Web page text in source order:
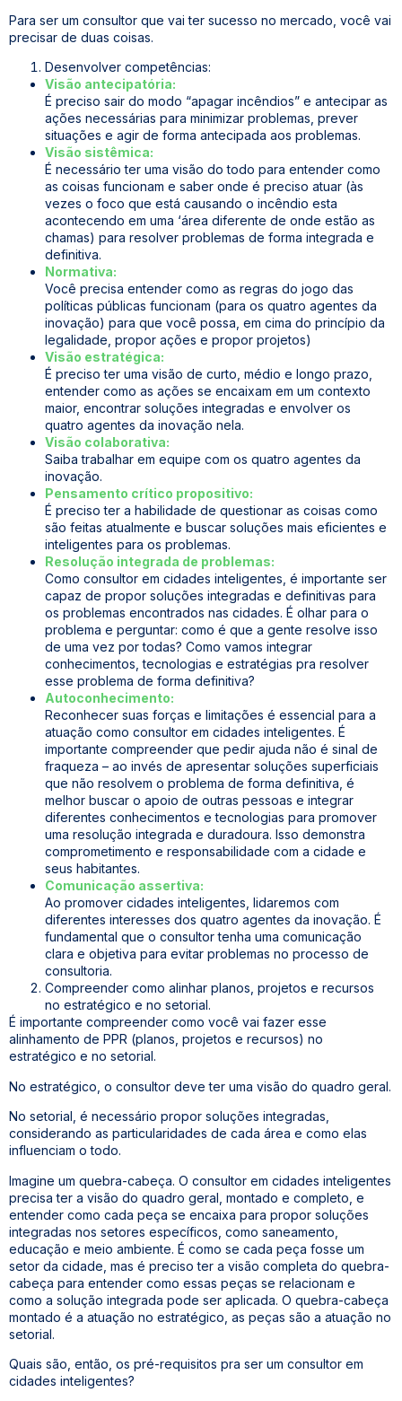
Para ser um consultor que vai ter sucesso no mercado, você vai
precisar de duas coisas.
Desenvolver competências:
Visão antecipatória:
É preciso sair do modo “apagar incêndios” e antecipar as
ações necessárias para minimizar problemas, prever
situações e agir de forma antecipada aos problemas.
Visão sistêmica:
É necessário ter uma visão do todo para entender como
as coisas funcionam e saber onde é preciso atuar (às
vezes o foco que está causando o incêndio esta
acontecendo em uma ‘área diferente de onde estão as
chamas) para resolver problemas de forma integrada e
definitiva.
Normativa:
Você precisa entender como as regras do jogo das
políticas públicas funcionam (para os quatro agentes da
inovação) para que você possa, em cima do princípio da
legalidade, propor ações e propor projetos)
Visão estratégica:
É preciso ter uma visão de curto, médio e longo prazo,
entender como as ações se encaixam em um contexto
maior, encontrar soluções integradas e envolver os
quatro agentes da inovação nela.
Visão colaborativa:
Saiba trabalhar em equipe com os quatro agentes da
inovação.
Pensamento crítico propositivo:
É preciso ter a habilidade de questionar as coisas como
são feitas atualmente e buscar soluções mais eficientes e
inteligentes para os problemas.
Resolução integrada de problemas:
Como consultor em cidades inteligentes, é importante ser
capaz de propor soluções integradas e definitivas para
os problemas encontrados nas cidades. É olhar para o
problema e perguntar: como é que a gente resolve isso
de uma vez por todas? Como vamos integrar
conhecimentos, tecnologias e estratégias pra resolver
esse problema de forma definitiva?
Autoconhecimento:
Reconhecer suas forças e limitações é essencial para a
atuação como consultor em cidades inteligentes. É
importante compreender que pedir ajuda não é sinal de
fraqueza – ao invés de apresentar soluções superficiais
que não resolvem o problema de forma definitiva, é
melhor buscar o apoio de outras pessoas e integrar
diferentes conhecimentos e tecnologias para promover
uma resolução integrada e duradoura. Isso demonstra
comprometimento e responsabilidade com a cidade e
seus habitantes.
Comunicação assertiva:
Ao promover cidades inteligentes, lidaremos com
diferentes interesses dos quatro agentes da inovação. É
fundamental que o consultor tenha uma comunicação
clara e objetiva para evitar problemas no processo de
consultoria.
Compreender como alinhar planos, projetos e recursos
no estratégico e no setorial.
É importante compreender como você vai fazer esse
alinhamento de PPR (planos, projetos e recursos) no
estratégico e no setorial.
No estratégico, o consultor deve ter uma visão do quadro geral.
No setorial, é necessário propor soluções integradas,
considerando as particularidades de cada área e como elas
influenciam o todo.
Imagine um quebra-cabeça. O consultor em cidades inteligentes
precisa ter a visão do quadro geral, montado e completo, e
entender como cada peça se encaixa para propor soluções
integradas nos setores específicos, como saneamento,
educação e meio ambiente. É como se cada peça fosse um
setor da cidade, mas é preciso ter a visão completa do quebra-
cabeça para entender como essas peças se relacionam e
como a solução integrada pode ser aplicada. O quebra-cabeça
montado é a atuação no estratégico, as peças são a atuação no
setorial.
Quais são, então, os pré-requisitos pra ser um consultor em
cidades inteligentes?